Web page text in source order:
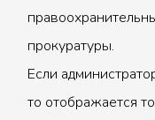
прокуратуры.
Если
то отображается